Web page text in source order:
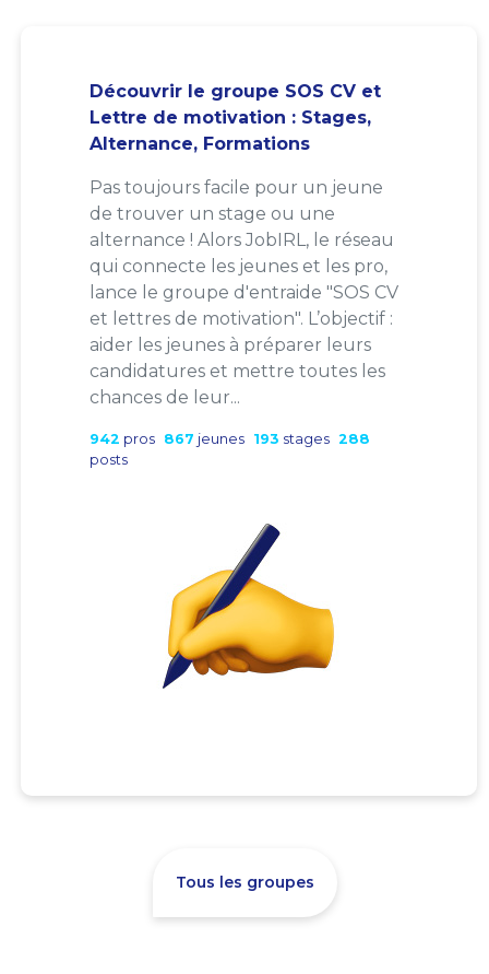
Découvrir le groupe SOS CV et
Lettre de motivation : Stages,
Alternance, Formations
Pas toujours facile pour un jeune
de trouver un stage ou une
alternance ! Alors JobIRL, le réseau
qui connecte les jeunes et les pro,
lance le groupe d'entraide "SOS CV
et lettres de motivation". L’objectif :
aider les jeunes à préparer leurs
candidatures et mettre toutes les
chances de leur...
942 pros 867 jeunes 193 stages 288
posts
Tous les groupes